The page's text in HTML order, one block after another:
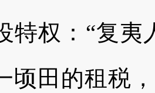
特权：“复夷
顷田的租税